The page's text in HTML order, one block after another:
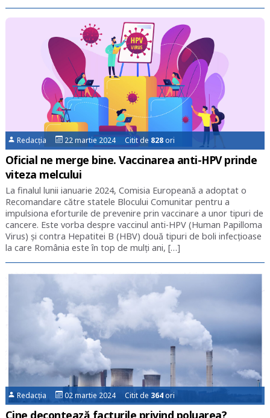
Redacția 22 martie 2024 Citit de 828ori
Oficial ne merge bine. Vaccinarea anti-HPV prinde
viteza melcului
La finalul lunii ianuarie 2024, Comisia Europeană a adoptat o
Recomandare către statele Blocului Comunitar pentru a
impulsiona eforturile de prevenire prin vaccinare a unor tipuri de
cancere. Este vorba despre vaccinul anti-HPV (Human Papilloma
Virus) și contra Hepatitei B (HBV) două tipuri de boli infecțioase
la care România este în top de mulți ani, […]
Redacția 02 martie 2024 Citit de 364ori
Cine decontează facturile privind poluarea?